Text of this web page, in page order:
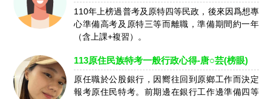
110年上榜過普考及原特四等民政，後來因爲想專
心準備高考及原特三等而離職，準備期間約一年
（含上課+複習）。
113原住民族特考一般行政心得-唐○芸(榜眼)
原任職於公股銀行，因嚮往回到原鄉工作而決定
報考原住民特考。前期邊在銀行工作邊準備四等